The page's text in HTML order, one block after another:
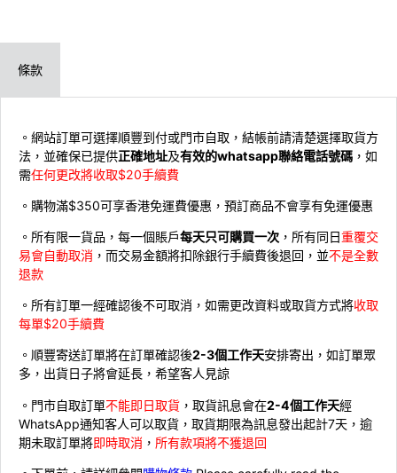
條款
。網站訂單可選擇順豐到付或門市自取，結帳前請清楚選擇取貨方
法，並確保已提供正確地址及有效的whatsapp聯絡電話號碼 ，如
需任何更改將收取$20手續費
。購物滿$350可享香港免運費優惠，預訂商品不會享有免運優惠
。所有限一貨品，每一個賬戶每天只可購買一次 ，所有同日重覆交
易會自動取消 ，而交易金額將扣除銀行手續費後退回，並不是全數
退款
。所有訂單一經確認後不可取消，如需更改資料或取貨方式將收取
每單$20手續費
。順豐寄送訂單將在訂單確認後2-3個工作天安排寄出，如訂單眾
多，出貨日子將會延長，希望客人見諒
。門市自取訂單不能即日取貨 ，取貨訊息會在2-4個工作天經
WhatsApp通知客人可以取貨，取貨期限為訊息發出起計7天，逾
期未取訂單將即時取消 ， 所有款項將不獲退回